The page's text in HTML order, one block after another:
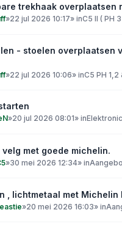
trekhaak overplaatsen
»22 jul 2026 10:17» inC5 II ( PH
- stoelen overplaatsen
»22 jul 2026 10:06» inC5 PH 1,2
»20 jul 2026 08:01» in
velg met goede michelin.
»30 mei 2026 12:34» in
, lichtmetaal met Michelin
»20 mei 2026 16:03» in